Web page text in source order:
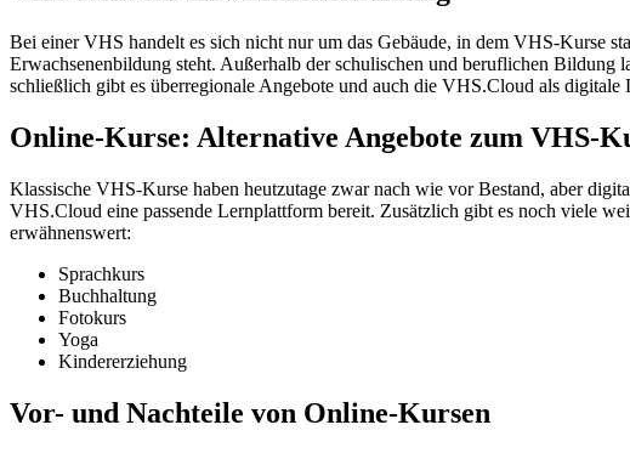
Bei einer VHS handelt es sich nicht nur um das Gebäude, in dem VHS-Kurse
Erwachsenenbildung steht. Außerhalb der schulischen und beruflichen Bildung
schließlich gibt es überregionale Angebote und auch die VHS.Cloud als digitale
Online-Kurse: Alternative Angebote zum VHS-
Klassische VHS-Kurse haben heutzutage zwar nach wie vor Bestand, aber
VHS.Cloud eine passende Lernplattform bereit. Zusätzlich gibt es noch viele
erwähnenswert:
Sprachkurs
Buchhaltung
Fotokurs
Yoga
Kindererziehung
Vor- und Nachteile von Online-Kursen